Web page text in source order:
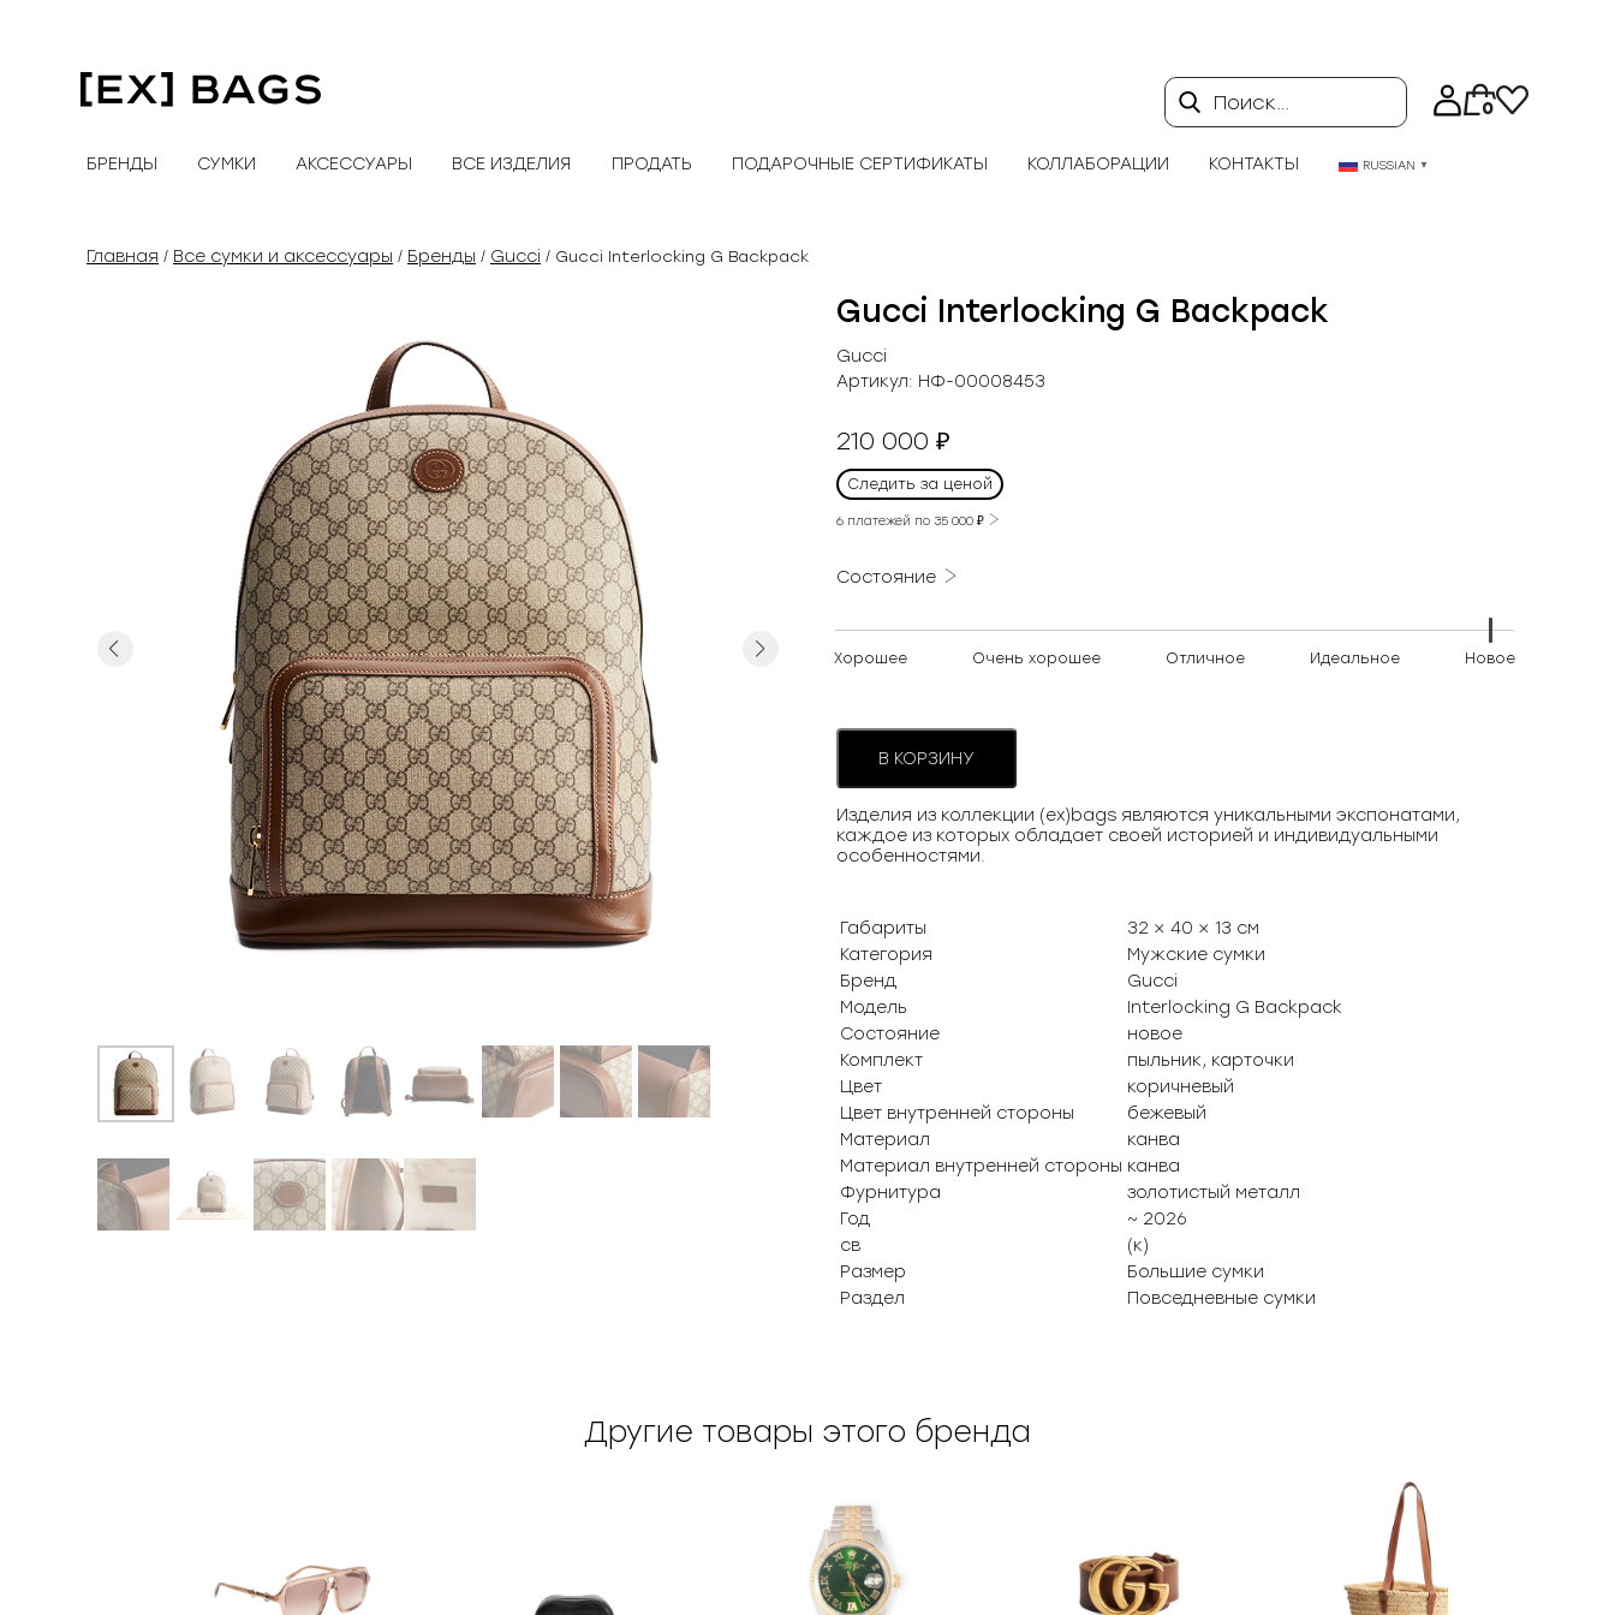
содержимому
Поиск… 0
БРЕНДЫ СУМКИ АКСЕССУАРЫ ВСЕ ИЗДЕЛИЯ ПРОДАТЬ ПОДАРОЧНЫЕ СЕРТИФИКАТЫ КОЛЛАБОРАЦИИ КОНТАКТЫ RUSSIAN ▼
Главная / Все сумки и аксессуары / Бренды / Gucci / Gucci Interlocking G Backpack
Previous Next
Gucci Interlocking G Backpack
Gucci
Артикул: НФ-00008453
210 000 ₽
Следить за ценой
6 платежей по 35 000 ₽
Состояние
Хорошее Очень хорошее Отличное Идеальное Новое
В КОРЗИНУ
Изделия из коллекции (ex)bags являются уникальными экспонатами,
каждое из которых обладает своей историей и индивидуальными
особенностями.
Габариты
32 × 40 × 13 см
Категория
Мужские сумки
Бренд
Gucci
Модель
Interlocking G Backpack
Состояние
новое
Комплект
пыльник, карточки
Цвет
коричневый
Цвет внутренней стороны
бежевый
Материал
канва
Материал внутренней стороны канва
Фурнитура
золотистый металл
Год
~ 2026
св
(к)
Размер
Большие сумки
Раздел
Повседневные сумки
Другие товары этого бренда